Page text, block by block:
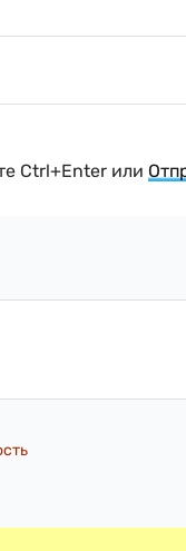
Ctrl+Enter или